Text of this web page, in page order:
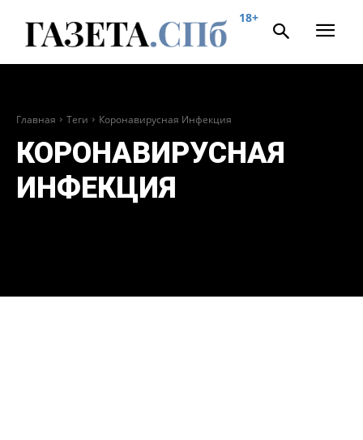
18+
Главная Теги Коронавирусная Инфекция
КОРОНАВИРУСНАЯ
ИНФЕКЦИЯ